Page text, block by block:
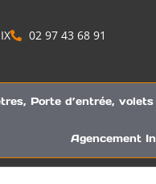
02 97 43 68 91
Porte d’entrée, volets
Agencement